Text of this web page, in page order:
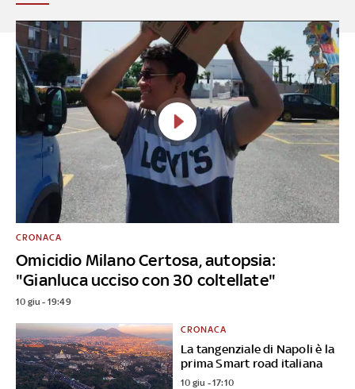
Omicidio Milano Certosa, autopsia:
"Gianluca ucciso con 30 coltellate"
CRONACA
10 giu - 19:49
La tangenziale di Napoli è la
prima Smart road italiana
CRONACA
10 giu - 17:10